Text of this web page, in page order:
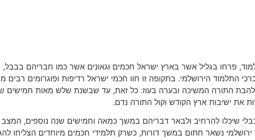
פרחו בגליל אשר בארץ ישראל חכמים וגאונים אשר כמו חבריהם בבבל,
התלמוד הירושלמי. בתקופה זו חוו חכמי ישראל רדיפות ופוגרומים
התורה המשיכה ובערה בעוז. כל זאת, עד שבשנת שלש מאות חמישים
את ישיבות ארץ הקודש וקול התורה נדם.
שיכלו להרחיב ולבאר דבריהם במשך כמאה וחמישים שנה נוספים, המצב
נשאר חתום במשך דורות, כשרק תלמידי חכמים מיוחדים הצליחו